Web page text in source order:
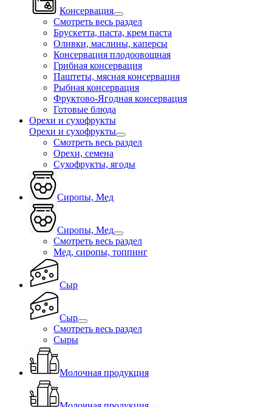
Консервация
Смотреть весь раздел
Брускетта, паста, крем паста
Оливки, маслины, каперсы
Консервация плодоовощная
Грибная консервация
Паштеты, мясная консервация
Рыбная консервация
Фруктово-Ягодная консервация
Готовые блюда
Орехи и сухофрукты
Орехи и сухофрукты
Смотреть весь раздел
Орехи, семена
Сухофрукты, ягоды
Сиропы, Мед
Сиропы, Мед
Смотреть весь раздел
Мед, сиропы, топпинг
Сыр
Сыр
Смотреть весь раздел
Сыры
Молочная продукция